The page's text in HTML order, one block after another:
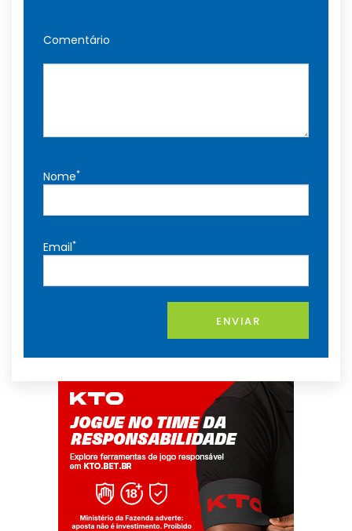
Comentário
Nome*
Email*
ENVIAR